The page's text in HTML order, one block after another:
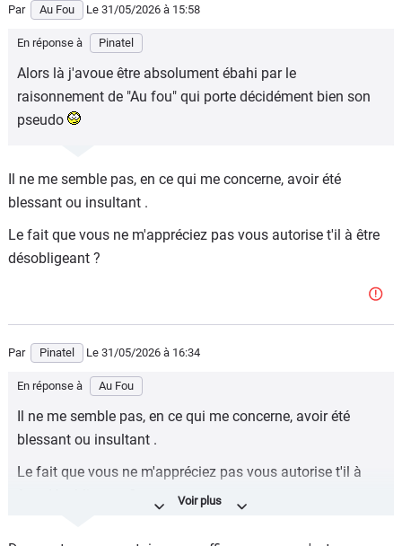
Par Au Fou Le 31/05/2026 à 15:58
En réponse à Pinatel
Alors là j'avoue être absolument ébahi par le
raisonnement de "Au fou" qui porte décidément bien son
pseudo
Il ne me semble pas, en ce qui me concerne, avoir été
blessant ou insultant .
Le fait que vous ne m'appréciez pas vous autorise t'il à être
désobligeant ?
Par Pinatel Le 31/05/2026 à 16:34
En réponse à Au Fou
Il ne me semble pas, en ce qui me concerne, avoir été
blessant ou insultant .
Le fait que vous ne m'appréciez pas vous autorise t'il à